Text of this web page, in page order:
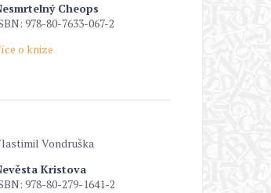
Cheops
978-80-7633-067-2
o knize
Vondruška
Kristova
978-80-279-1641-2